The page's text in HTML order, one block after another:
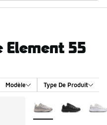
Element 55
Modèle Type De Produit
Plus de couleurs